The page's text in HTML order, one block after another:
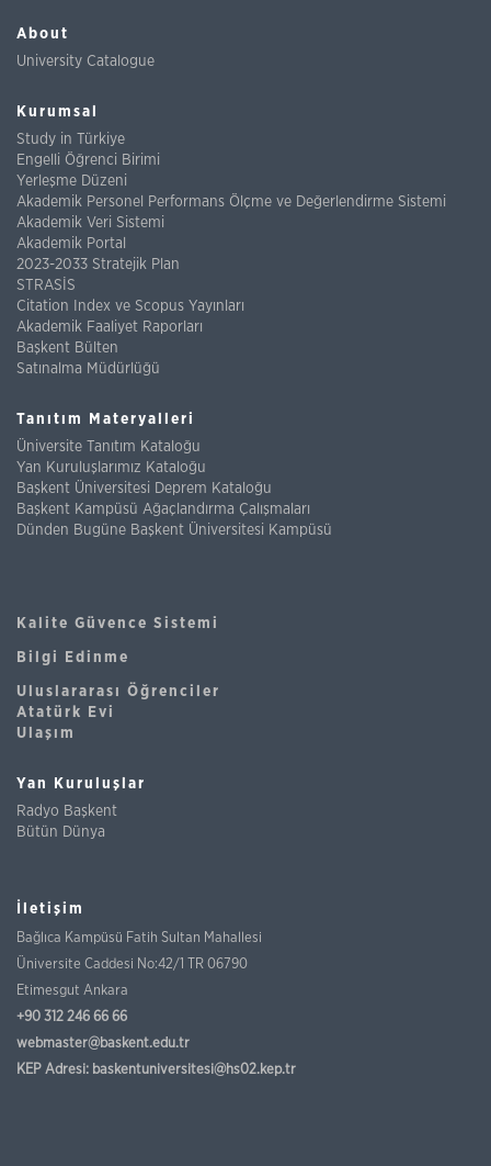
About
University Catalogue
Kurumsal
Study in Türkiye
Engelli Öğrenci Birimi
Yerleşme Düzeni
Akademik Personel Performans Ölçme ve Değerlendirme Sistemi
Akademik Veri Sistemi
Akademik Portal
2023-2033 Stratejik Plan
STRASİS
Citation Index ve Scopus Yayınları
Akademik Faaliyet Raporları
Başkent Bülten
Satınalma Müdürlüğü
Tanıtım Materyalleri
Üniversite Tanıtım Kataloğu
Yan Kuruluşlarımız Kataloğu
Başkent Üniversitesi Deprem Kataloğu
Başkent Kampüsü Ağaçlandırma Çalışmaları
Dünden Bugüne Başkent Üniversitesi Kampüsü
Kalite Güvence Sistemi
Bilgi Edinme
Uluslararası Öğrenciler
Atatürk Evi
Ulaşım
Yan Kuruluşlar
Radyo Başkent
Bütün Dünya
İletişim
Bağlıca Kampüsü Fatih Sultan Mahallesi
Üniversite Caddesi No:42/1 TR 06790
Etimesgut Ankara
+90 312 246 66 66
webmaster@baskent.edu.tr
KEP Adresi: baskentuniversitesi@hs02.kep.tr